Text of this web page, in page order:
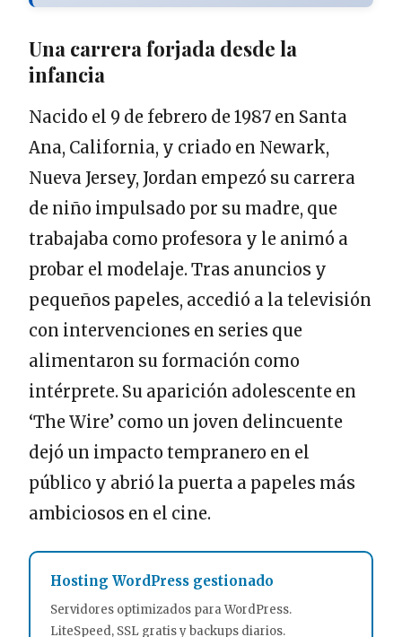
Una carrera forjada desde la
infancia
Nacido el 9 de febrero de 1987 en Santa
Ana, California, y criado en Newark,
Nueva Jersey, Jordan empezó su carrera
de niño impulsado por su madre, que
trabajaba como profesora y le animó a
probar el modelaje. Tras anuncios y
pequeños papeles, accedió a la televisión
con intervenciones en series que
alimentaron su formación como
intérprete. Su aparición adolescente en
‘The Wire’ como un joven delincuente
dejó un impacto tempranero en el
público y abrió la puerta a papeles más
ambiciosos en el cine.
Hosting WordPress gestionado
Servidores optimizados para WordPress.
LiteSpeed, SSL gratis y backups diarios.